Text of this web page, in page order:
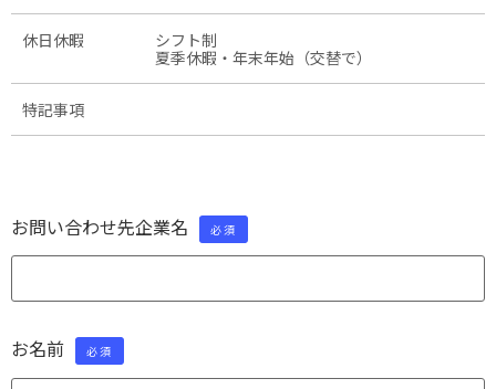
休日休暇
シフト制
夏季休暇・年末年始（交替で）
特記事項
お問い合わせ先企業名 必須
お名前 必須